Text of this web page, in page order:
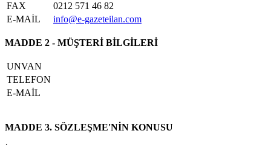
FAX
0212 571 46 82
E-MAİL
info@e-gazeteilan.com
MADDE 2 - MÜŞTERİ BİLGİLERİ
UNVAN
TELEFON
E-MAİL
MADDE 3. SÖZLEŞME'NİN KONUSU